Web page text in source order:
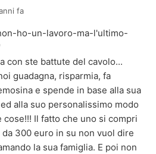
fa
ho-un-lavoro-ma-l'ultimo-
con ste battute del cavolo...
guadagna, risparmia, fa
e spende in base alla sua
alla suo personalissimo modo
cose!!! Il fatto che uno si compri
300 euro in su non vuol dire
la sua famiglia. E poi non